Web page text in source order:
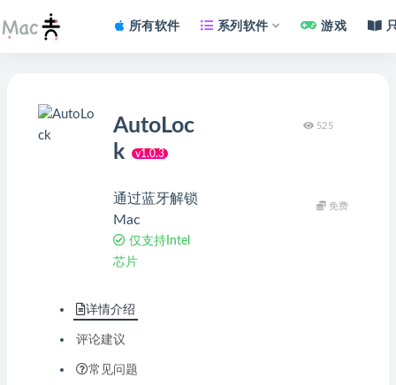
所有软件 系列软件 游戏
AutoLoc
k
v1.0.3
通过蓝牙解锁
Mac
仅支持Intel
芯片
525
免费
详情介绍
评论建议
常见问题